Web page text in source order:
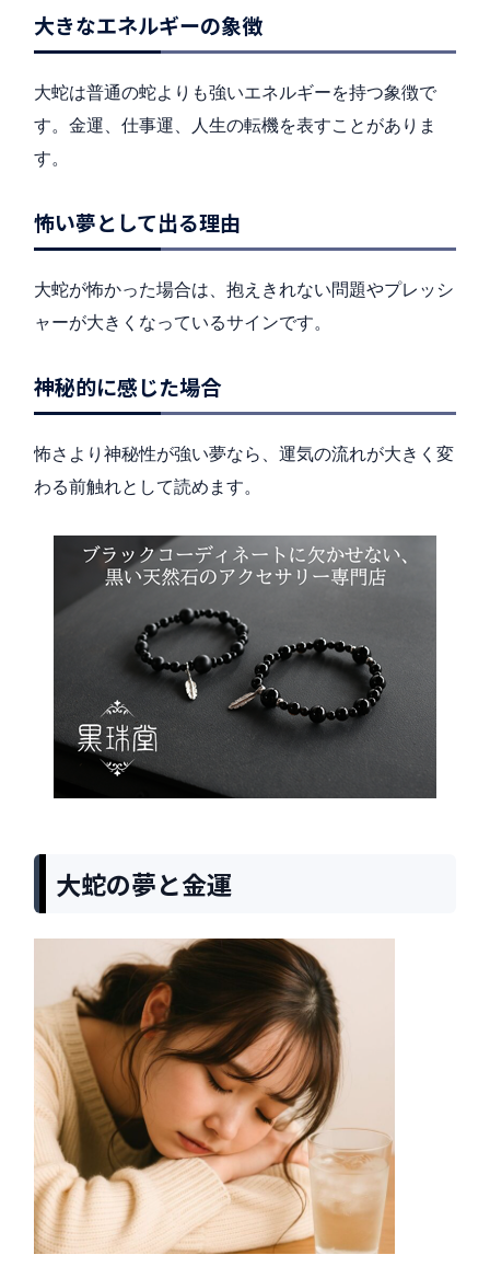
大きなエネルギーの象徴
大蛇は普通の蛇よりも強いエネルギーを持つ象徴で
す。金運、仕事運、人生の転機を表すことがありま
す。
怖い夢として出る理由
大蛇が怖かった場合は、抱えきれない問題やプレッシ
ャーが大きくなっているサインです。
神秘的に感じた場合
怖さより神秘性が強い夢なら、運気の流れが大きく変
わる前触れとして読めます。
大蛇の夢と金運